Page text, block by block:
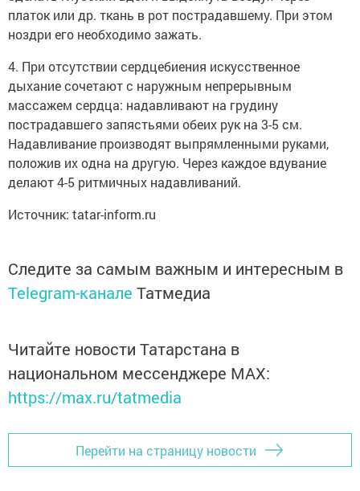
платок или др. ткань в рот пострадавшему. При этом
ноздри его необходимо зажать.
4. При отсутствии сердцебиения искусственное
дыхание сочетают с наружным непрерывным
массажем сердца: надавливают на грудину
пострадавшего запястьями обеих рук на 3-5 см.
Надавливание производят выпрямленными руками,
положив их одна на другую. Через каждое вдувание
делают 4-5 ритмичных надавливаний.
Источник: tatar-inform.ru
Следите за самым важным и интересным в
Telegram-канале Татмедиа
Читайте новости Татарстана в
национальном мессенджере MАХ:
https://max.ru/tatmedia
Перейти на страницу новости